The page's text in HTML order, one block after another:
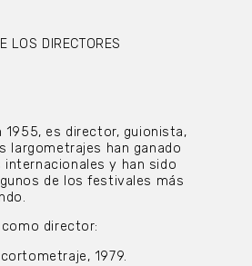
LOS DIRECTORES
1955, es director, guionista,
largometrajes han ganado
y han sido
de los festivales más
director:
1979.